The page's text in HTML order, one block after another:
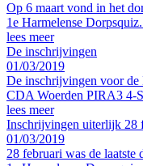
Op 6 maart vond in het
1e Harmelense
lees meer
De inschrijvingen
01/03/2019
De inschrijvingen voor de
CDA Woerden PIRA3 4-
lees meer
Inschrijvingen uiterlijk 28
01/03/2019
28 februari was de